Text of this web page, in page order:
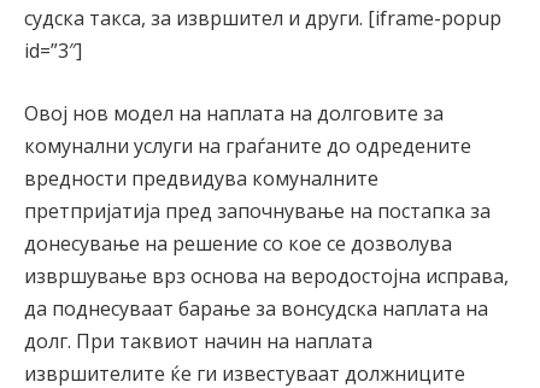
судска такса, за извршител и други. [iframe-popup
id=”3″]
Овој нов модел на наплата на долговите за
комунални услуги на граѓаните до одредените
вредности предвидува комуналните
претпријатија пред започнување на постапка за
донесување на решение со кое се дозволува
извршување врз основа на веродостојна исправа,
да поднесуваат барање за вонсудска наплата на
долг. При таквиот начин на наплата
извршителите ќе ги известуваат должниците